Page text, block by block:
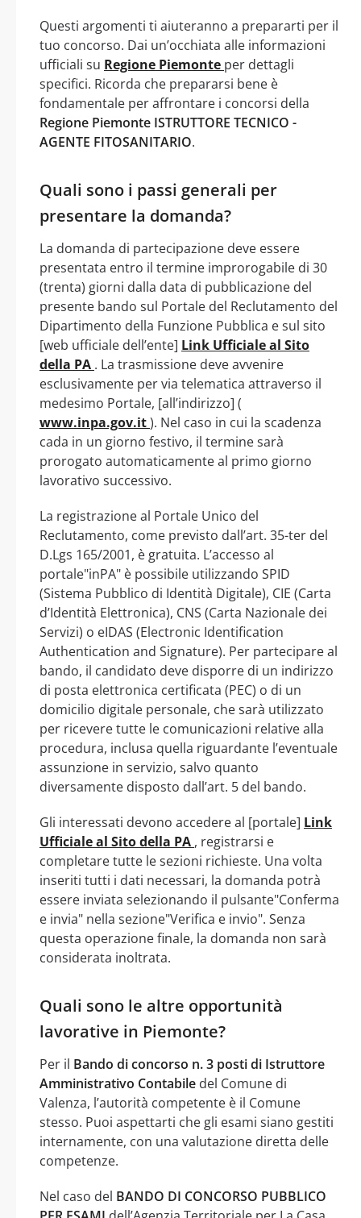
Questi argomenti ti aiuteranno a prepararti per il
tuo concorso. Dai un’occhiata alle informazioni
ufficiali su Regione Piemonte per dettagli
specifici. Ricorda che prepararsi bene è
fondamentale per affrontare i concorsi della
Regione Piemonte ISTRUTTORE TECNICO -
AGENTE FITOSANITARIO.
Quali sono i passi generali per
presentare la domanda?
La domanda di partecipazione deve essere
presentata entro il termine improrogabile di 30
(trenta) giorni dalla data di pubblicazione del
presente bando sul Portale del Reclutamento del
Dipartimento della Funzione Pubblica e sul sito
[web ufficiale dell’ente] Link Ufficiale al Sito
della PA . La trasmissione deve avvenire
esclusivamente per via telematica attraverso il
medesimo Portale, [all’indirizzo] (
www.inpa.gov.it). Nel caso in cui la scadenza
cada in un giorno festivo, il termine sarà
prorogato automaticamente al primo giorno
lavorativo successivo.
La registrazione al Portale Unico del
Reclutamento, come previsto dall’art. 35-ter del
D.Lgs 165/2001, è gratuita. L’accesso al
portale"inPA" è possibile utilizzando SPID
(Sistema Pubblico di Identità Digitale), CIE (Carta
d’Identità Elettronica), CNS (Carta Nazionale dei
Servizi) o eIDAS (Electronic Identification
Authentication and Signature). Per partecipare al
bando, il candidato deve disporre di un indirizzo
di posta elettronica certificata (PEC) o di un
domicilio digitale personale, che sarà utilizzato
per ricevere tutte le comunicazioni relative alla
procedura, inclusa quella riguardante l’eventuale
assunzione in servizio, salvo quanto
diversamente disposto dall’art. 5 del bando.
Gli interessati devono accedere al [portale] Link
Ufficiale al Sito della PA , registrarsi e
completare tutte le sezioni richieste. Una volta
inseriti tutti i dati necessari, la domanda potrà
essere inviata selezionando il pulsante"Conferma
e invia" nella sezione"Verifica e invio". Senza
questa operazione finale, la domanda non sarà
considerata inoltrata.
Quali sono le altre opportunità
lavorative in Piemonte?
Per il Bando di concorso n. 3 posti di Istruttore
Amministrativo Contabile del Comune di
Valenza, l’autorità competente è il Comune
stesso. Puoi aspettarti che gli esami siano gestiti
internamente, con una valutazione diretta delle
competenze.
Nel caso del BANDO DI CONCORSO PUBBLICO